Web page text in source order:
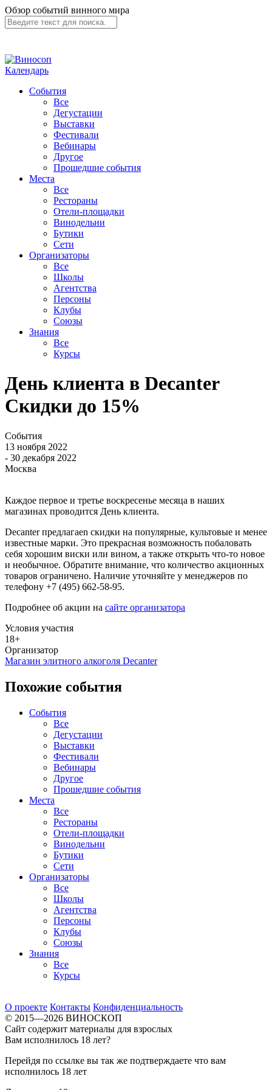
Обзор событий винного мира
Календарь
События
Все
Дегустации
Выставки
Фестивали
Вебинары
Другое
Прошедшие события
Места
Все
Рестораны
Отели-площадки
Винодельни
Бутики
Сети
Организаторы
Все
Школы
Агентства
Персоны
Клубы
Союзы
Знания
Все
Курсы
День клиента в Decanter
Скидки до 15%
События
13 ноября 2022
- 30 декабря 2022
Москва
Каждое первое и третье воскресенье месяца в наших
магазинах проводится День клиента.
Decanter предлагаеn скидки на популярные, культовые и менее
известные марки. Это прекрасная возможность побаловать
себя хорошим виски или вином, а также открыть что-то новое
и необычное. Обратите внимание, что количество акционных
товаров ограничено. Наличие уточняйте у менеджеров по
телефону +7 (495) 662-58-95.
Подробнее об акции на сайте организатора
Условия участия
18+
Организатор
Магазин элитного алкоголя Decanter
Похожие события
События
Все
Дегустации
Выставки
Фестивали
Вебинары
Другое
Прошедшие события
Места
Все
Рестораны
Отели-площадки
Винодельни
Бутики
Сети
Организаторы
Все
Школы
Агентства
Персоны
Клубы
Союзы
Знания
Все
Курсы
О проекте Контакты Конфиденциальность
© 2015—2026 ВИНОСКОП
Сайт содержит материалы для взрослых
Вам исполнилось 18 лет?
Перейдя по ссылке вы так же подтверждаете что вам
исполнилось 18 лет